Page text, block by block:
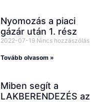
Nyomozás a piaci
gázár után 1. rész
2022-07-19 Nincs hozzászólás
Tovább olvasom »
Miben segít a
LAKBERENDEZÉS az